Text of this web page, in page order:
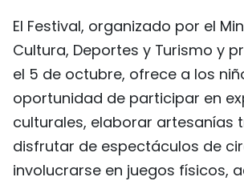
El Festival, organizado por el
Cultura, Deportes y Turismo y
el 5 de octubre, ofrece a los
oportunidad de participar en
culturales, elaborar artesanías
disfrutar de espectáculos de
involucrarse en juegos físicos,